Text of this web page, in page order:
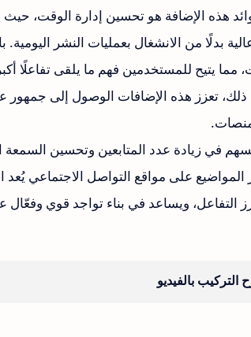
هذه الإضافة هو تحسين إدارة الوقت،
بدلًا من الانشغال بعمليات النشر
مما يتيح للمستخدمين فهم ما يلقى تفاعلًا
ذلك، تعزز هذه الإضافات الوصول إلى
في زيادة عدد المتابعين وتحسين السمعة
على مواقع التواصل الاجتماعي يُعد
التفاعل، ويساعد في بناء تواجد قوي وفعّال
التركيب بالفيديو